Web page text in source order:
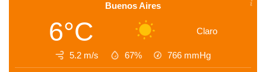
Buenos Aires
6°C Claro
5.2 m/s 67% 766 mmHg